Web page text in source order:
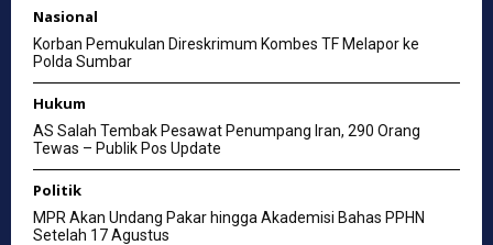
Nasional
Korban Pemukulan Direskrimum Kombes TF Melapor ke
Polda Sumbar
Hukum
AS Salah Tembak Pesawat Penumpang Iran, 290 Orang
Tewas – Publik Pos Update
Politik
MPR Akan Undang Pakar hingga Akademisi Bahas PPHN
Setelah 17 Agustus